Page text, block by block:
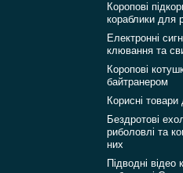
Коропові
кораблики для
Електронні
клювання та
Коропові
байтранером
Корисні
Бездротові
риболовлі та
них
Підводні